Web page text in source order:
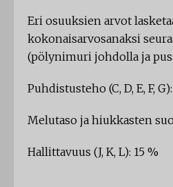
Eri osuuksien arvot
kokonaisarvosanaksi
(pölynimuri johdolla ja
Puhdistusteho (C, D, E, F,
Melutaso ja hiukkasten
Hallittavuus (J, K, L): 15 %